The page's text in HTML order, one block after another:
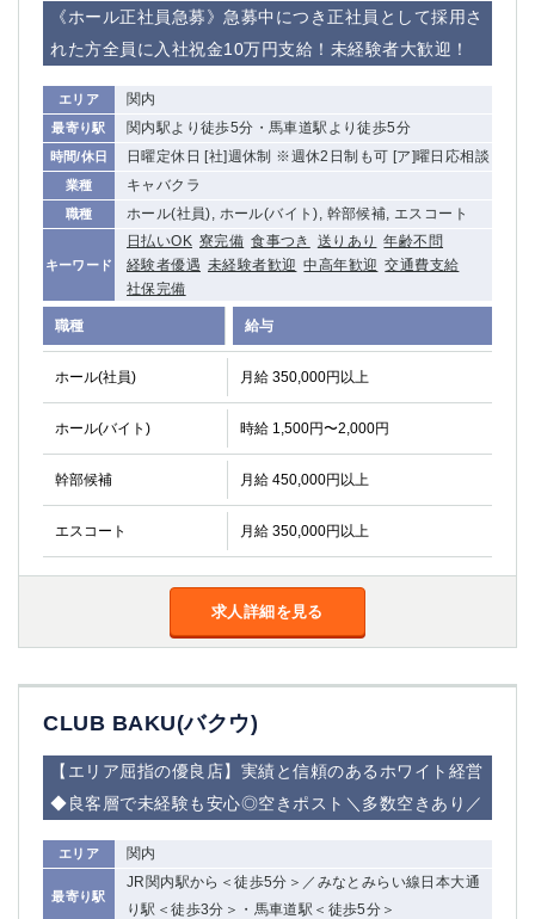
《ホール正社員急募》急募中につき正社員として採用さ
れた方全員に入社祝金10万円支給！未経験者大歓迎！
エリア 関内
最寄り駅 関内駅より徒歩5分・馬車道駅より徒歩5分
時間/休日 日曜定休日 [社]週休制 ※週休2日制も可 [ア]曜日応相談
業種 キャバクラ
職種 ホール(社員), ホール(バイト), 幹部候補, エスコート
キーワード
日払いOK 寮完備 食事つき 送りあり
年齢不問
経験者優遇 未経験者歓迎 中高年歓迎 交通費支給
社保完備
職種 給与
ホール(社員) 月給 350,000円以上
ホール(バイト) 時給 1,500円〜2,000円
幹部候補 月給 450,000円以上
エスコート 月給 350,000円以上
求人詳細を見る
CLUB BAKU(バクウ)
【エリア屈指の優良店】実績と信頼のあるホワイト経営
◆良客層で未経験も安心◎空きポスト＼多数空きあり／
エリア 関内
最寄り駅
JR関内駅から＜徒歩5分＞／みなとみらい線日本大通
り駅＜徒歩3分＞・馬車道駅＜徒歩5分＞